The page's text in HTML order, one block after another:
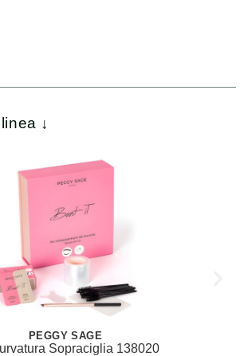
↓
PEGGY SAGE
Sopraciglia 138020